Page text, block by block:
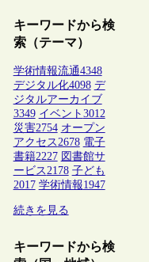
キーワードから検
索（テーマ）
学術情報流通4348
デジタル化4098 デ
ジタルアーカイブ
3349 イベント 3012
災害2754 オープン
アクセス2678 電子
書籍2227 図書館サ
ービス2178 子ども
2017 学術情報1947
続きを見る
キーワードから検